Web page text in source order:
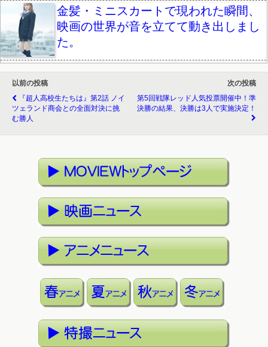
金髪・ミニスカートで現われた瞬間、
映画の世界が音を立てて動き出しまし
た。
以前の投稿
『超人高校生たちは』第2話 ノイ
ツェランド商会との全面対決に挑
む勝人
次の投稿
第5回戦隊レッド人気投票開催中！準
決勝の結果、決勝は3人で実施決定！